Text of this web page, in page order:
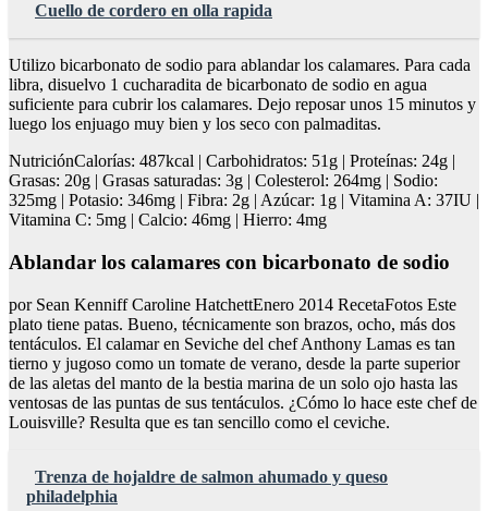
Cuello de cordero en olla rapida
Utilizo bicarbonato de sodio para ablandar los calamares. Para cada
libra, disuelvo 1 cucharadita de bicarbonato de sodio en agua
suficiente para cubrir los calamares. Dejo reposar unos 15 minutos y
luego los enjuago muy bien y los seco con palmaditas.
NutriciónCalorías: 487kcal | Carbohidratos: 51g | Proteínas: 24g |
Grasas: 20g | Grasas saturadas: 3g | Colesterol: 264mg | Sodio:
325mg | Potasio: 346mg | Fibra: 2g | Azúcar: 1g | Vitamina A: 37IU |
Vitamina C: 5mg | Calcio: 46mg | Hierro: 4mg
Ablandar los calamares con bicarbonato de sodio
por Sean Kenniff Caroline HatchettEnero 2014 RecetaFotos Este
plato tiene patas. Bueno, técnicamente son brazos, ocho, más dos
tentáculos. El calamar en Seviche del chef Anthony Lamas es tan
tierno y jugoso como un tomate de verano, desde la parte superior
de las aletas del manto de la bestia marina de un solo ojo hasta las
ventosas de las puntas de sus tentáculos. ¿Cómo lo hace este chef de
Louisville? Resulta que es tan sencillo como el ceviche.
Trenza de hojaldre de salmon ahumado y queso
philadelphia